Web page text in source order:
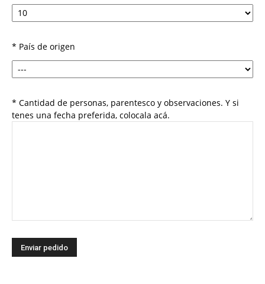
* País de origen
* Cantidad de personas, parentesco y observaciones. Y si
tenes una fecha preferida, colocala acá.